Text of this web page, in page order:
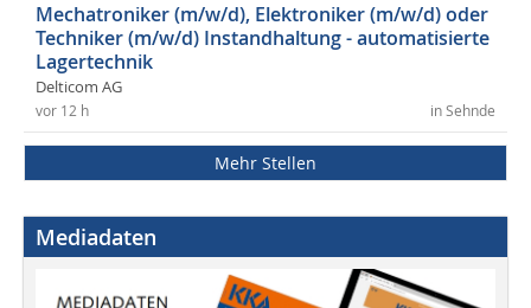
Mechatroniker (m/w/d), Elektroniker (m/w/d) oder
Techniker (m/w/d) Instandhaltung - automatisierte
Lagertechnik
Delticom AG
in Sehnde
vor 12 h
Mehr Stellen
Mediadaten